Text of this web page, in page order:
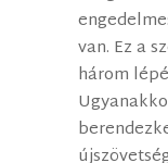
van. Ez a
három